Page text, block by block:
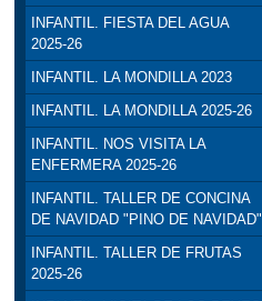
INFANTIL. FIESTA DEL AGUA
2025-26
INFANTIL. LA MONDILLA 2023
INFANTIL. LA MONDILLA 2025-26
INFANTIL. NOS VISITA LA
ENFERMERA 2025-26
INFANTIL. TALLER DE CONCINA
DE NAVIDAD "PINO DE NAVIDAD"
INFANTIL. TALLER DE FRUTAS
2025-26